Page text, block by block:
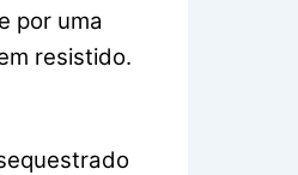
por uma
resistido.